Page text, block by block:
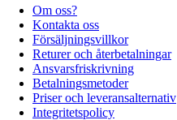
Om oss?
Kontakta oss
Försäljningsvillkor
Returer och återbetalningar
Ansvarsfriskrivning
Betalningsmetoder
Priser och leveransalternativ
Integritetspolicy